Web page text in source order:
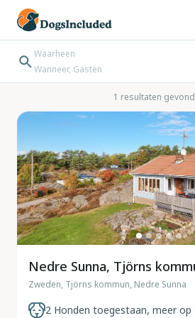
Waarheen
Wanneer, Gasten
Bestemming zoeken
Inchecken → Uitchecken
1 resultaten
Nedre Sunna, Tjörns
Zweden, Tjörns kommun, Nedre Sunna
2 Honden toegestaan, meer op